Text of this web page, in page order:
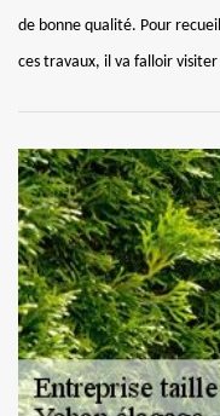
de bonne qualité. Pour
ces travaux, il va falloir